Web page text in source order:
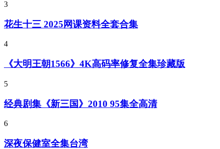
3
花生十三 2025网课资料全套合集
4
《大明王朝1566》4K高码率修复全集珍藏版
5
经典剧集《新三国》2010 95集全高清
6
深夜保健室全集台湾